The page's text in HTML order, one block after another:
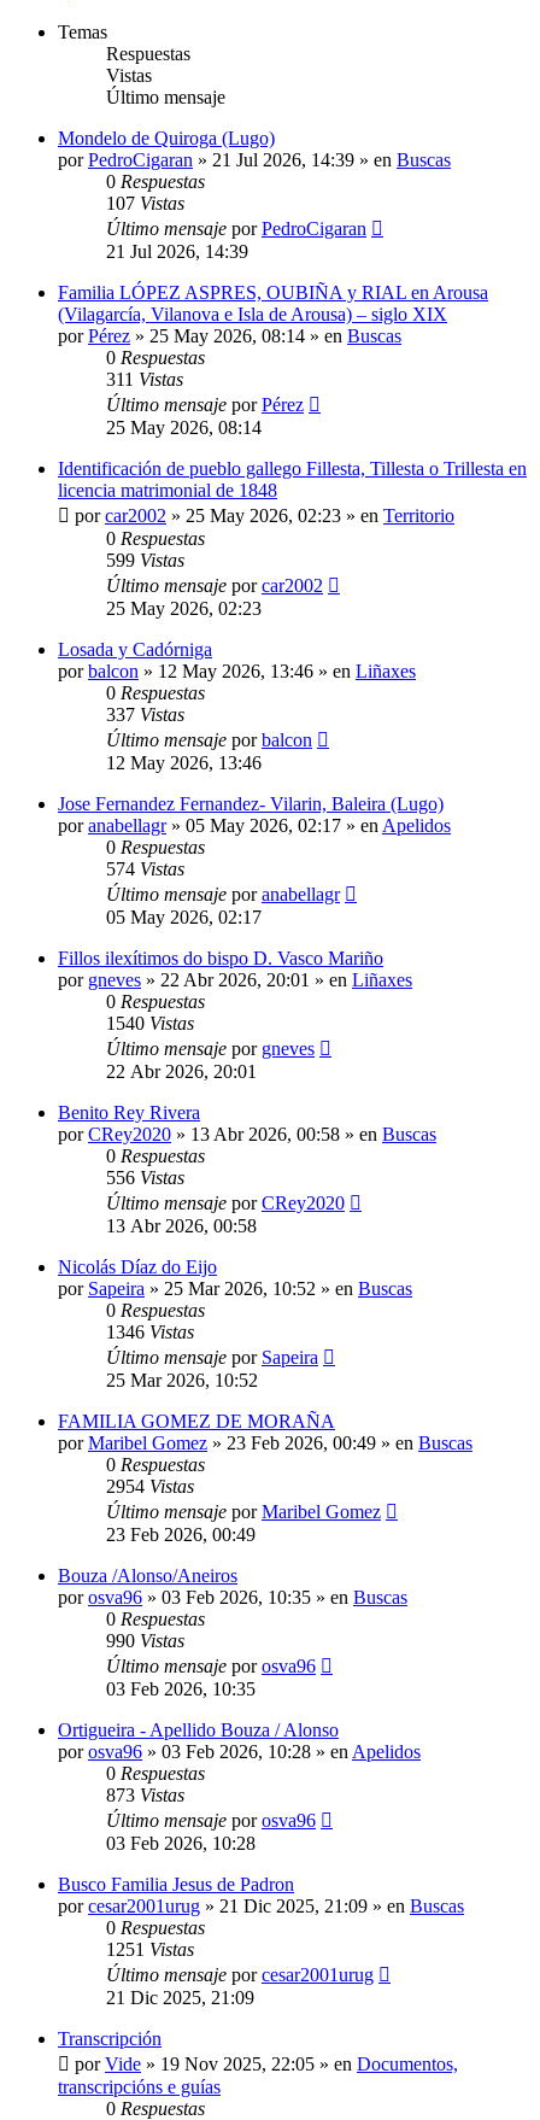
Temas
Respuestas
Vistas
Último mensaje
Mondelo de Quiroga (Lugo)
porPedroCigaran » 21 Jul 2026, 14:39 » en Buscas
0 Respuestas
107 Vistas
Último mensaje porPedroCigaran
21 Jul 2026, 14:39
Familia LÓPEZ ASPRES, OUBIÑA y RIAL en Arousa
(Vilagarcía, Vilanova e Isla de Arousa) – siglo XIX
porPérez » 25 May 2026, 08:14 » en Buscas
0 Respuestas
311 Vistas
Último mensaje porPérez
25 May 2026, 08:14
Identificación de pueblo gallego Fillesta, Tillesta o Trillesta en
licencia matrimonial de 1848
porcar2002 » 25 May 2026, 02:23 » en Territorio
0 Respuestas
599 Vistas
Último mensaje porcar2002
25 May 2026, 02:23
Losada y Cadórniga
porbalcon » 12 May 2026, 13:46 » en Liñaxes
0 Respuestas
337 Vistas
Último mensaje porbalcon
12 May 2026, 13:46
Jose Fernandez Fernandez- Vilarin, Baleira (Lugo)
poranabellagr» 05 May 2026, 02:17 » en Apelidos
0 Respuestas
574 Vistas
Último mensaje poranabellagr
05 May 2026, 02:17
Fillos ilexítimos do bispo D. Vasco Mariño
por gneves » 22 Abr 2026, 20:01 » en Liñaxes
0 Respuestas
1540 Vistas
Último mensaje por gneves
22 Abr 2026, 20:01
Benito Rey Rivera
porCRey2020 » 13 Abr 2026, 00:58 » en Buscas
0 Respuestas
556 Vistas
Último mensaje porCRey2020
13 Abr 2026, 00:58
Nicolás Díaz do Eijo
por Sapeira » 25 Mar 2026, 10:52 » en Buscas
0 Respuestas
1346 Vistas
Último mensaje por Sapeira
25 Mar 2026, 10:52
FAMILIA GOMEZ DE MORAÑA
porMaribel Gomez » 23 Feb 2026, 00:49 » en Buscas
0 Respuestas
2954 Vistas
Último mensaje porMaribel Gomez
23 Feb 2026, 00:49
Bouza /Alonso/Aneiros
porosva96 » 03 Feb 2026, 10:35 » en Buscas
0 Respuestas
990 Vistas
Último mensaje porosva96
03 Feb 2026, 10:35
Ortigueira - Apellido Bouza / Alonso
porosva96 » 03 Feb 2026, 10:28 » en Apelidos
0 Respuestas
873 Vistas
Último mensaje porosva96
03 Feb 2026, 10:28
Busco Familia Jesus de Padron
porcesar2001urug » 21 Dic 2025, 21:09 » en Buscas
0 Respuestas
1251 Vistas
Último mensaje porcesar2001urug
21 Dic 2025, 21:09
Transcripción
porVide » 19 Nov 2025, 22:05 » en Documentos,
transcripcións e guías
0 Respuestas